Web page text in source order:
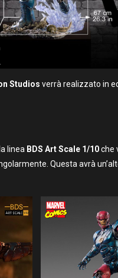
Studios verrà realizzato in
linea BDS Art Scale 1/10che
Questa avrà